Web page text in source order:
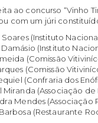
ao concurso “Vinho
com um júri
(Instituto
(Instituto
(Comissão
(Comissão
(Confraria dos
Miranda (Associação
Mendes (Associação
(Restaurante